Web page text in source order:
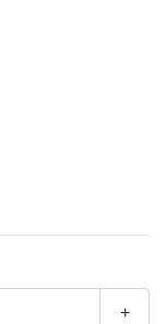
+